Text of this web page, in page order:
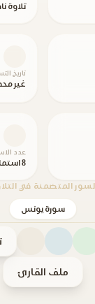
تلاوة
تاريخ
غير
عدد
8 استماع
المتضمنة في
سورة يونس
ملف القارئ